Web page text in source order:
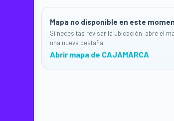
Mapa no disponible en este
Si necesitas revisar la ubicación, abre el
una nueva pestaña.
Abrir mapa de CAJAMARCA